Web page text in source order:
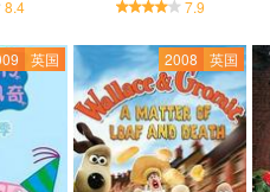
8.4 7.9
英国 2008 英国